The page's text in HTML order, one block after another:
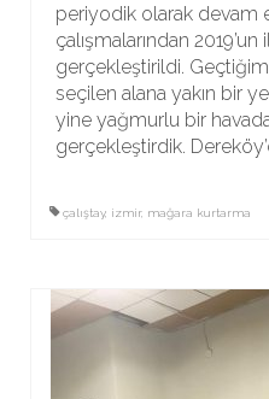
periyodik olarak devam
çalışmalarından 2019’un
gerçekleştirildi.
seçilen alana yakın bir
yine yağmurlu bir
gerçekleştirdik.
çalıştay, izmir, mağara kurtarma